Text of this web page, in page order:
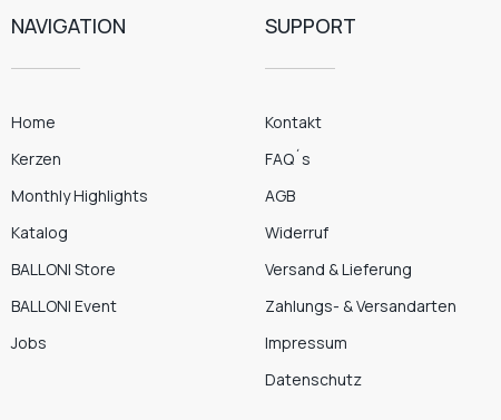
NAVIGATION
Home
Kerzen
Monthly Highlights
Katalog
BALLONI Store
BALLONI Event
Jobs
SUPPORT
Kontakt
FAQ´s
AGB
Widerruf
Versand & Lieferung
Zahlungs- & Versandarten
Impressum
Datenschutz